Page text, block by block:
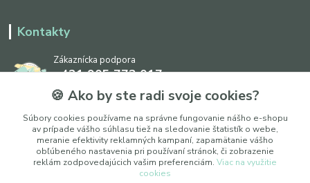
Kontakty
Zákaznícka podpora
+421 905 773 017
(Po-Pia, 8:30 - 17:00, So: 9:00 - 12:00)
info@ipapier.sk
🍪 Ako by ste radi svoje cookies?
Súbory cookies používame na správne fungovanie nášho e-shopu
av prípade vášho súhlasu tiež na sledovanie štatistík o webe,
meranie efektivity reklamných kampaní, zapamätanie vášho
obľúbeného nastavenia pri používaní stránok, či zobrazenie
reklám zodpovedajúcich vašim preferenciám. Viac na využitie
cookies